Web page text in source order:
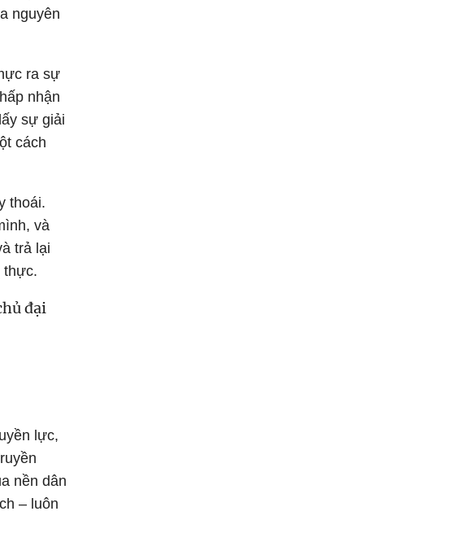
nguyên
ra sự
nhận
sự giải
cách
thoái.
và
trả lại
thực.
đại
lực,
nền dân
– luôn